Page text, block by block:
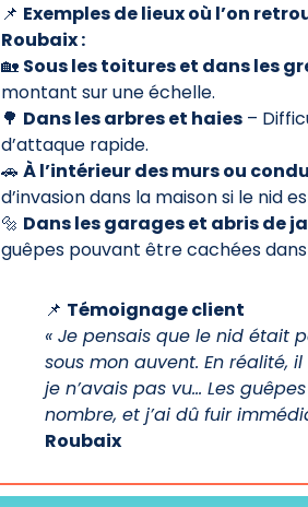
📌 Exemples de lieux où l’on
Roubaix :
🏡 Sous les toitures et dans les
montant sur une échelle.
🌳 Dans les arbres et haies –
d’attaque rapide.
🚗 À l’intérieur des murs ou
d’invasion dans la maison si le nid
🔩 Dans les garages et abris de
guêpes pouvant être cachées
📌 Témoignage client
« Je pensais que le nid était
sous mon auvent. En réalité,
je n’avais pas vu… Les
nombre, et j’ai dû fuir
Roubaix